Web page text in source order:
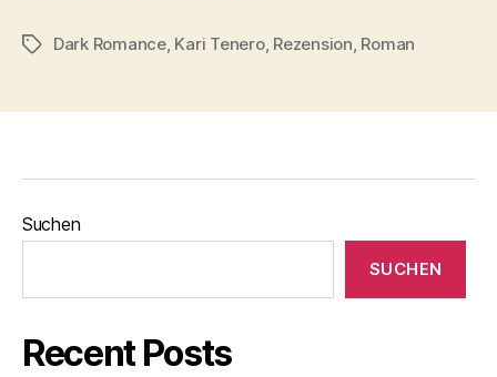
Schlagwörter
Dark Romance, Kari Tenero, Rezension, Roman
Suchen
SUCHEN
Recent Posts